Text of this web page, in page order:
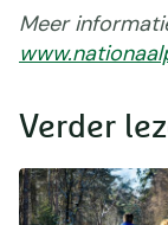
Meer
Verder